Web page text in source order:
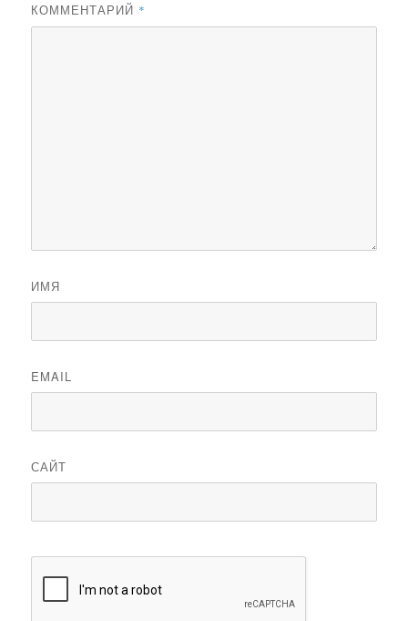
КОММЕНТАРИЙ *
ИМЯ
EMAIL
САЙТ